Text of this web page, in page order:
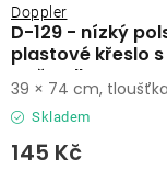
D-129 - nízký
plastové křeslo s
opěradlem
Doppler
Skladem
145 Kč
39 × 74 cm,